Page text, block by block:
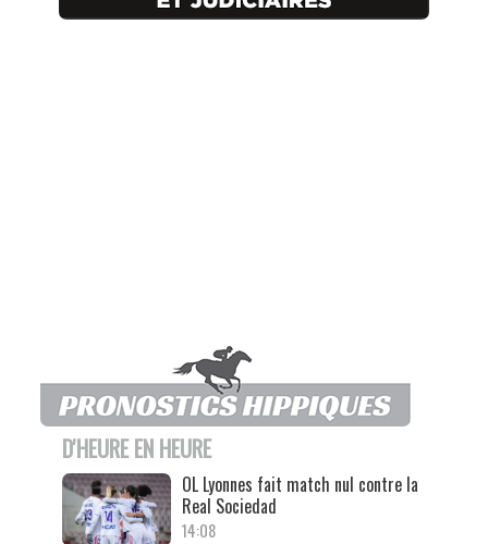
D'HEURE EN HEURE
OL Lyonnes fait match nul contre la
Real Sociedad
14:08